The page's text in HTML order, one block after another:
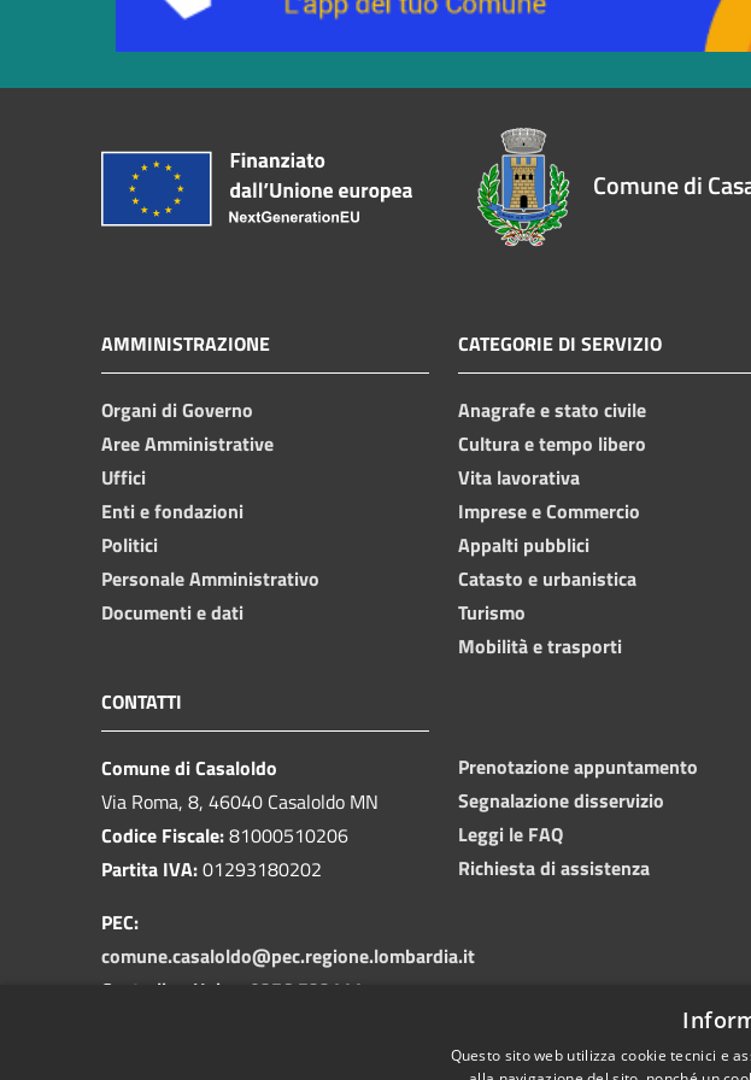
Comune di
AMMINISTRAZIONE
Organi di Governo
Aree Amministrative
Uffici
Enti e fondazioni
Politici
Personale Amministrativo
Documenti e dati
CATEGORIE DI SERVIZIO
Anagrafe e stato civile
Cultura e tempo libero
Vita lavorativa
Imprese e Commercio
Appalti pubblici
Catasto e urbanistica
Turismo
Mobilità e trasporti
CONTATTI
Comune di Casaloldo
Via Roma, 8, 46040 Casaloldo MN
Codice Fiscale:81000510206
Partita IVA:01293180202
PEC:
comune.casaloldo@pec.regione.lombardia.it
Centralino Unico: 0376 732111
Prenotazione appuntamento
Segnalazione disservizio
Leggi le FAQ
Richiesta di assistenza
Questo sito web utilizza cookie tecnici e